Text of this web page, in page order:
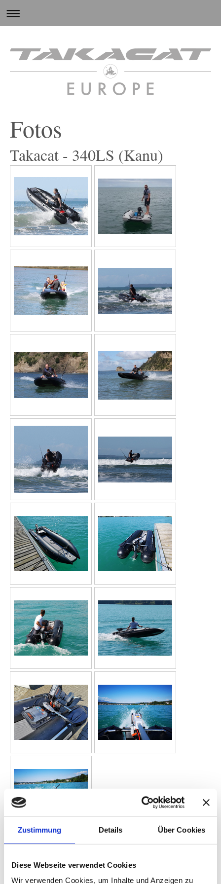
Zustimmung Details Über Cookies
Diese Webseite verwendet Cookies
Wir verwenden Cookies, um Inhalte und Anzeigen zu
Fotos
Takacat - 340LS (Kanu)